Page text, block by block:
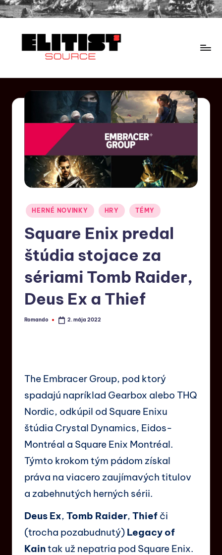
HERNÉ NOVINKY HRY TÉMY
Square Enix predal
štúdia stojace za
sériami Tomb Raider,
Deus Ex a Thief
Romando 2. mája 2022
The Embracer Group, pod ktorý
spadajú napríklad Gearbox alebo THQ
Nordic, odkúpil od Square Enixu
štúdia Crystal Dynamics, Eidos-
Montréal a Square Enix Montréal.
Týmto krokom tým pádom získal
práva na viacero zaujímavých titulov
a zabehnutých herných sérii.
Deus Ex, Tomb Raider, Thief či
(trocha pozabudnutý) Legacy of
Kaintak už nepatria pod Square Enix.